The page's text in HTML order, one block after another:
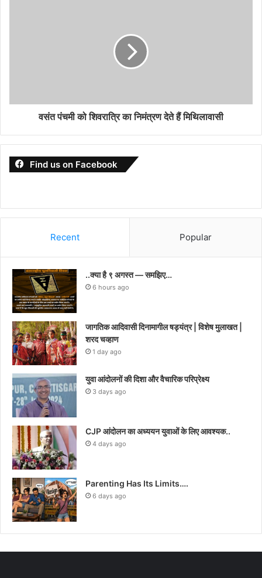
वसंत पंचमी को शिवरात्रि का निमंत्रण देते हैं मिथिलावासी
Find us on Facebook
Recent Popular
..क्या है ९ अगस्त — समझिए…
6 hours ago
जागतिक आदिवासी दिनामागील षड्यंत्र | विशेष मुलाखत |
शरद चव्हाण
1 day ago
युवा आंदोलनों की दिशा और वैचारिक परिप्रेक्ष्य
3 days ago
CJP आंदोलन का अध्ययन युवाओं के लिए आवश्यक..
4 days ago
Parenting Has Its Limits….
6 days ago